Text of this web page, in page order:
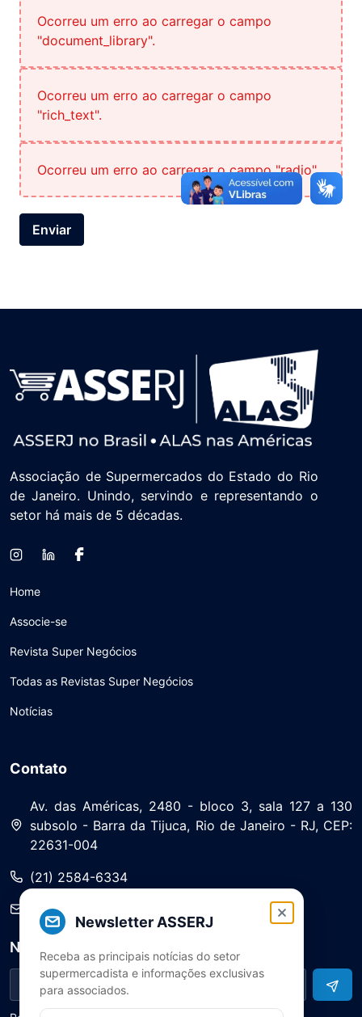
Ocorreu um erro ao carregar o campo
"document_library".
Ocorreu um erro ao carregar o campo
"rich_text".
Ocorreu um erro ao carregar o campo "radio".
Enviar
Newsletter ASSERJ
Receba as principais notícias do setor
supermercadista e informações exclusivas
para associados.
Associação de Supermercados do Estado do Rio
de Janeiro. Unindo, servindo e representando o
setor há mais de 5 décadas.
Home
Associe-se
Revista Super Negócios
Todas as Revistas Super Negócios
Notícias
Contato
Av. das Américas, 2480 - bloco 3, sala 127 a 130
subsolo - Barra da Tijuca, Rio de Janeiro - RJ, CEP:
22631-004
(21) 2584-6334
saa@asserj.com.br
Newsletter